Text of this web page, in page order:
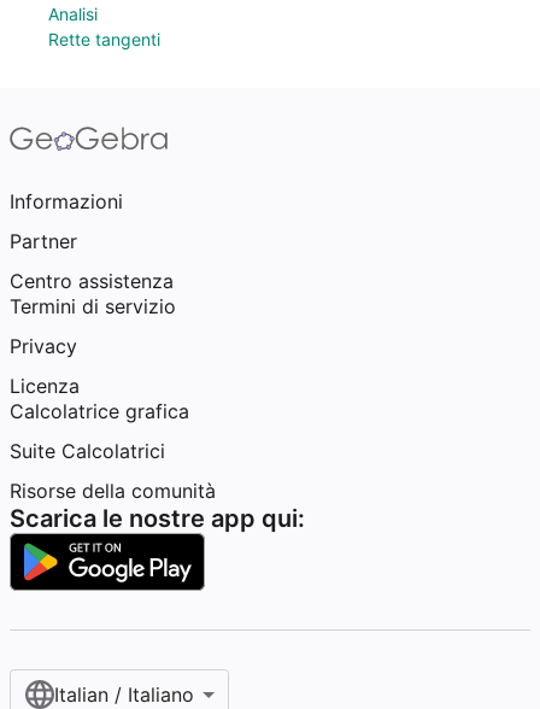
Analisi
Rette tangenti
Informazioni
Partner
Centro assistenza
Termini di servizio
Privacy
Licenza
Calcolatrice grafica
Suite Calcolatrici
Risorse della comunità
Scarica le nostre app qui:
Italian / Italiano‎